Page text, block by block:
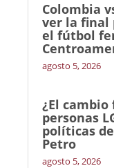
Colombia
ver la final
el fútbol
agosto 5, 2026
¿El
personas
políticas
Petro
agosto 5, 2026